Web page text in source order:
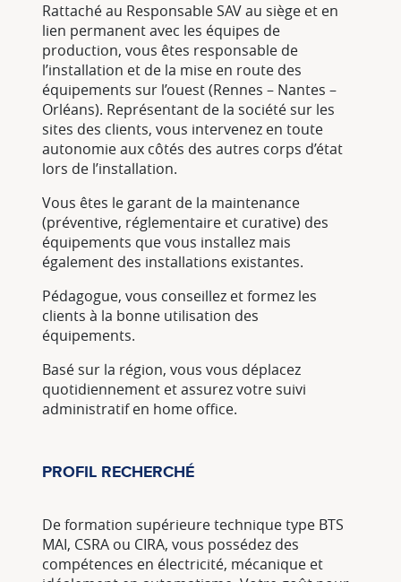
Rattaché au Responsable SAV au siège et en
lien permanent avec les équipes de
production, vous êtes responsable de
l’installation et de la mise en route des
équipements sur l’ouest (Rennes – Nantes –
Orléans). Représentant de la société sur les
sites des clients, vous intervenez en toute
autonomie aux côtés des autres corps d’état
lors de l’installation.
Vous êtes le garant de la maintenance
(préventive, réglementaire et curative) des
équipements que vous installez mais
également des installations existantes.
Pédagogue, vous conseillez et formez les
clients à la bonne utilisation des
équipements.
Basé sur la région, vous vous déplacez
quotidiennement et assurez votre suivi
administratif en home office.
PROFIL RECHERCHÉ
De formation supérieure technique type BTS
MAI, CSRA ou CIRA, vous possédez des
compétences en électricité, mécanique et